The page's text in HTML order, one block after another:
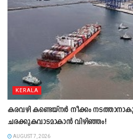
KERALA
കരവഴി കണ്ടെയ്നർ നീക്കം
ചരക്കുകവാടമാകാൻ വിഴിഞ്ഞം!
AUGUST 7, 2026